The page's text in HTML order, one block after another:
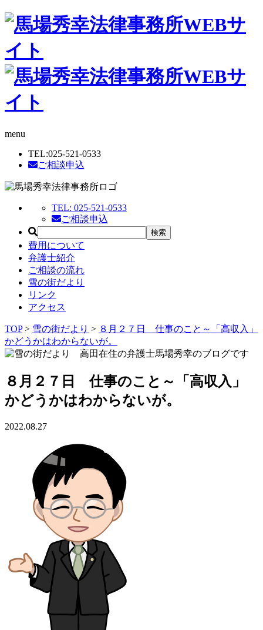
menu
TEL:025-521-0533
ご相談申込
TEL: 025-521-0533
ご相談申込
費用について
弁護士紹介
ご相談の流れ
雪の街だより
リンク
アクセス
TOP> 雪の街だより > ８月２７日 仕事のこと～「高収入」
かどうかはわからないが。
８月２７日 仕事のこと～「高収入」
かどうかはわからないが。
2022.08.27